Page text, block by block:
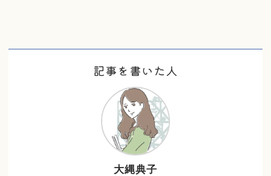
記事を書いた人
大縄典子